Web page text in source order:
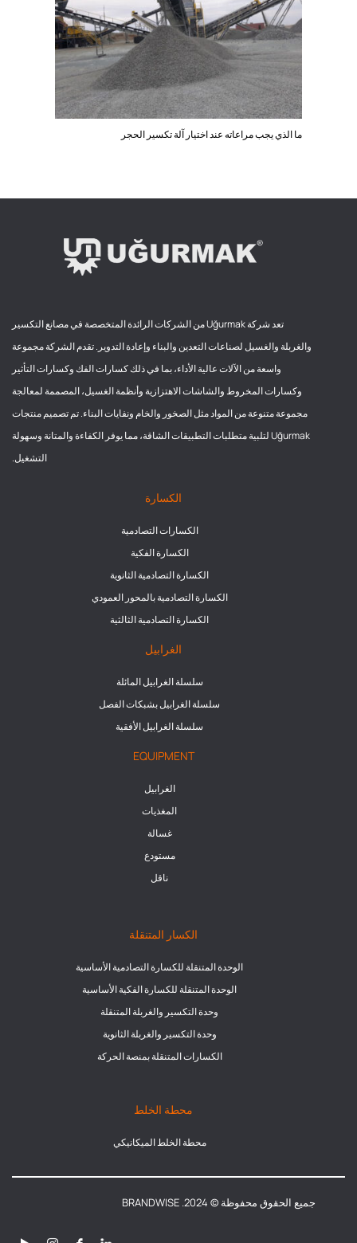
ما الذي يجب مراعاته عند اختيار آلة تكسير الحجر
تعد شركة Uğurmak من الشركات الرائدة المتخصصة في مصانع التكسير
والغربلة والغسيل لصناعات التعدين والبناء وإعادة التدوير. تقدم الشركة مجموعة
واسعة من الآلات عالية الأداء، بما في ذلك كسارات الفك وكسارات التأثير
وكسارات المخروط والشاشات الاهتزازية وأنظمة الغسيل، المصممة لمعالجة
مجموعة متنوعة من المواد مثل الصخور والخام ونفايات البناء. تم تصميم منتجات
Uğurmak لتلبية متطلبات التطبيقات الشاقة، مما يوفر الكفاءة والمتانة وسهولة
التشغيل.
الكسارة
الكسارات التصادمية
الكسارة الفكية
الكسارة التصادمية الثانوية
الكسارة التصادمية بالمحور العمودي
الكسارة التصادمية الثالثية
الغرابيل
سلسلة الغرابيل المائلة
سلسلة الغرابيل بشبكات الفصل
سلسلة الغرابيل الأفقية
EQUIPMENT
الغرابيل
المغذيات
غسالة
مستودع
ناقل
الكسار المتنقلة
الوحدة المتنقلة للكسارة التصادمية الأساسية
الوحدة المتنقلة للكسارة الفكية الأساسية
وحدة التكسير والغربلة المتنقلة
وحدة التكسير والغربلة الثانوية
الكسارات المتنقلة بمنصة الحركة
محطة الخلط
محطة الخلط الميكانيكي
جميع الحقوق محفوظة © 2024. BRANDWISE